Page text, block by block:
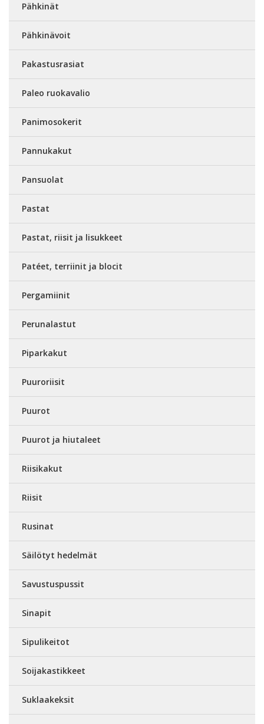
Pähkinät
Pähkinävoit
Pakastusrasiat
Paleo ruokavalio
Panimosokerit
Pannukakut
Pansuolat
Pastat
Pastat, riisit ja lisukkeet
Patéet, terriinit ja blocit
Pergamiinit
Perunalastut
Piparkakut
Puuroriisit
Puurot
Puurot ja hiutaleet
Riisikakut
Riisit
Rusinat
Säilötyt hedelmät
Savustuspussit
Sinapit
Sipulikeitot
Soijakastikkeet
Suklaakeksit